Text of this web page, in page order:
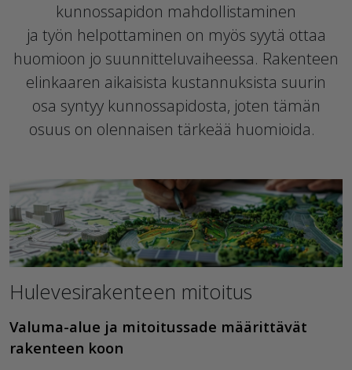
kunnossapidon mahdollistaminen
ja työn helpottaminen on myös syytä ottaa
huomioon jo suunnitteluvaiheessa. Rakenteen
elinkaaren aikaisista kustannuksista suurin
osa syntyy kunnossapidosta, joten tämän
osuus on olennaisen tärkeää huomioida.
Hulevesirakenteen mitoitus
Valuma-alue ja mitoitussade määrittävät
rakenteen koon